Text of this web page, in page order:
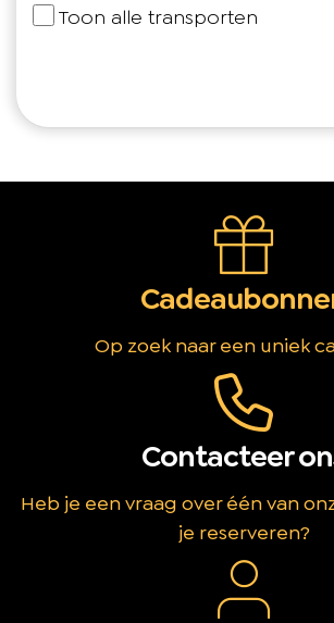
Toon alle transporten
Op zoek naar een uniek
Contacteer
Heb je een vraag over één van
je reserveren?